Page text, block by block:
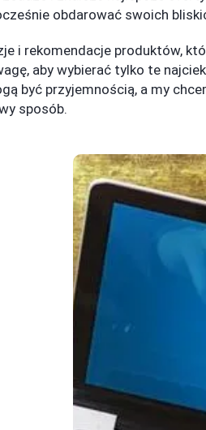
obdarować swoich
i rekomendacje produktów,
aby wybierać tylko te
być przyjemnością, a my
sposób.